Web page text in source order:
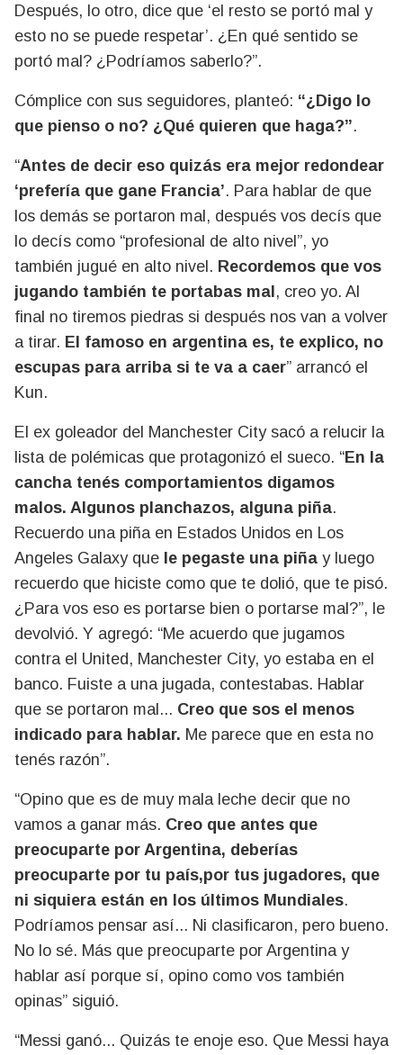
Después, lo otro, dice que ‘el resto se portó mal y
esto no se puede respetar’. ¿En qué sentido se
portó mal? ¿Podríamos saberlo?”.
Cómplice con sus seguidores, planteó: “¿Digo lo
que pienso o no? ¿Qué quieren que haga?”.
“Antes de decir eso quizás era mejor redondear
‘prefería que gane Francia’. Para hablar de que
los demás se portaron mal, después vos decís que
lo decís como “profesional de alto nivel”, yo
también jugué en alto nivel. Recordemos que vos
jugando también te portabas mal, creo yo. Al
final no tiremos piedras si después nos van a volver
a tirar. El famoso en argentina es, te explico, no
escupas para arriba si te va a caer” arrancó el
Kun.
El ex goleador del Manchester City sacó a relucir la
lista de polémicas que protagonizó el sueco. “En la
cancha tenés comportamientos digamos
malos. Algunos planchazos, alguna piña.
Recuerdo una piña en Estados Unidos en Los
Angeles Galaxy que le pegaste una piña y luego
recuerdo que hiciste como que te dolió, que te pisó.
¿Para vos eso es portarse bien o portarse mal?”, le
devolvió. Y agregó: “Me acuerdo que jugamos
contra el United, Manchester City, yo estaba en el
banco. Fuiste a una jugada, contestabas. Hablar
que se portaron mal... Creo que sos el menos
indicado para hablar. Me parece que en esta no
tenés razón”.
“Opino que es de muy mala leche decir que no
vamos a ganar más. Creo que antes que
preocuparte por Argentina, deberías
preocuparte por tu país,por tus jugadores, que
ni siquiera están en los últimos Mundiales.
Podríamos pensar así... Ni clasificaron, pero bueno.
No lo sé. Más que preocuparte por Argentina y
hablar así porque sí, opino como vos también
opinas” siguió.
“Messi ganó... Quizás te enoje eso. Que Messi haya